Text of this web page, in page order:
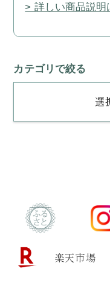
> 詳しい商品説明
カテゴリで絞る
選
楽天市場